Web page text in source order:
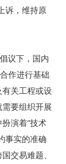
诉，维持原
议下，国内
作进行基础
关工程或设
要组织开展
演着“技术
事实的准确
交易难题、